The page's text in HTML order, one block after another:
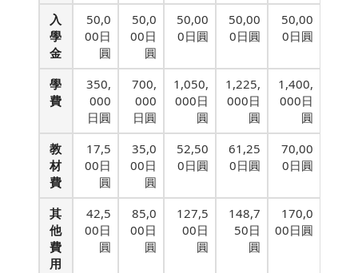
入
學
金
50,0
00日
圓
50,0
00日
圓
50,00
0日圓
50,00
0日圓
50,00
0日圓
學
費
350,
000
日圓
700,
000
日圓
1,050,
000日
圓
1,225,
000日
圓
1,400,
000日
圓
教
材
費
17,5
00日
圓
35,0
00日
圓
52,50
0日圓
61,25
0日圓
70,00
0日圓
其
他
費
用
42,5
00日
圓
85,0
00日
圓
127,5
00日
圓
148,7
50日
圓
170,0
00日圓